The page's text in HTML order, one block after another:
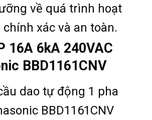
về quá trình hoạt
chính xác và an toàn.
16A 6kA 240VAC
BBD1161CNV
dao tự động 1 pha
BBD1161CNV